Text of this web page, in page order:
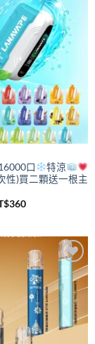
Add to
wishlist
口
特涼
性)買二顆送一根主
360價
NT$200
到
NT$360
Add to
wishlist